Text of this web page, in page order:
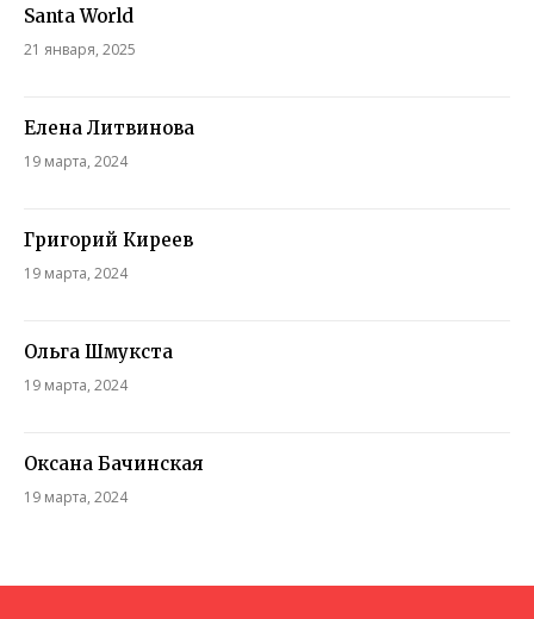
Santa World
21 января, 2025
Елена Литвинова
19 марта, 2024
Григорий Киреев
19 марта, 2024
Ольга Шмукста
19 марта, 2024
Оксана Бачинская
19 марта, 2024